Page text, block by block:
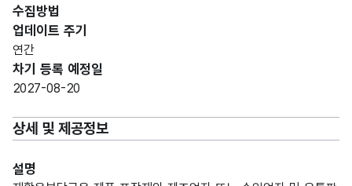
수집방법
업데이트 주기
연간
차기 등록 예정일
2027-08-20
상세 및 제공정보
설명